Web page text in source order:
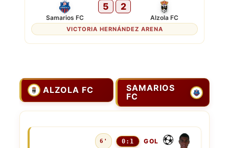
Samarios FC
5 2
Alzola FC
VICTORIA HERNÁNDEZ ARENA
ALZOLA FC
SAMARIOS
FC
6' 0:1 GOL